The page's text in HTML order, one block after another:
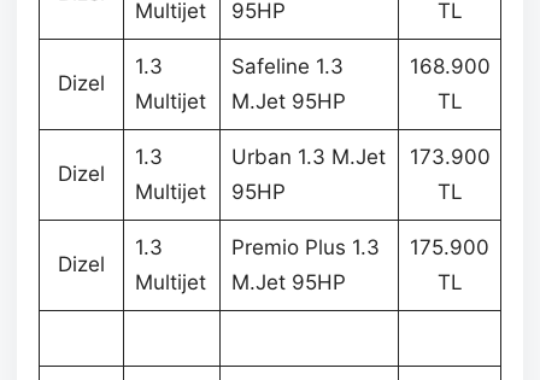
Multijet
95HP
TL
Dizel
1.3
Multijet
Safeline 1.3
M.Jet 95HP
168.900
TL
Dizel
1.3
Multijet
Urban 1.3 M.Jet
95HP
173.900
TL
Dizel
1.3
Multijet
Premio Plus 1.3
M.Jet 95HP
175.900
TL